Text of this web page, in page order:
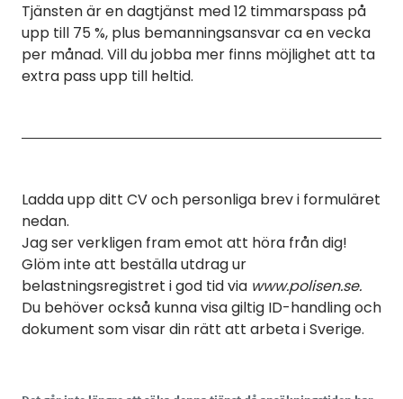
Tjänsten är en dagtjänst med 12 timmarspass på
upp till 75 %, plus bemanningsansvar ca en vecka
per månad. Vill du jobba mer finns möjlighet att ta
extra pass upp till heltid.
Ladda upp ditt CV och personliga brev i formuläret
nedan.
Jag ser verkligen fram emot att höra från dig!
Glöm inte att beställa utdrag ur
belastningsregistret i god tid via www.polisen.se.
Du behöver också kunna visa giltig ID-handling och
dokument som visar din rätt att arbeta i Sverige.